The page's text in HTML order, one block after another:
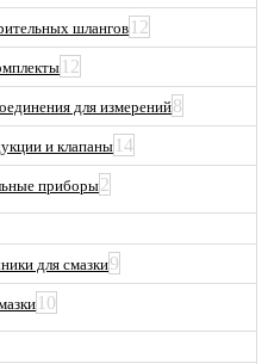
шлангов 12
12
для измерений8
и клапаны 14
приборы2
для смазки9
10